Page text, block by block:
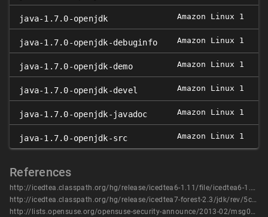
java-1.7.0-openjdk Amazon Linux 1
java-1.7.0-openjdk-debuginfo Amazon Linux 1
java-1.7.0-openjdk-demo Amazon Linux 1
java-1.7.0-openjdk-devel Amazon Linux 1
java-1.7.0-openjdk-javadoc Amazon Linux 1
java-1.7.0-openjdk-src Amazon Linux 1
References
http://icedtea.classpath.org/hg/release/icedtea6-1.11/file/icedtea6-1.11.6/NEWS
http://icedtea.classpath.org/hg/release/icedtea7-forest-2.3/jdk/rev/5c1e8b779c65
http://lists.opensuse.org/opensuse-security-announce/2013-02/msg00014.html